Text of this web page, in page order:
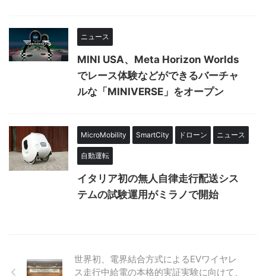
ニュース
MINI USA、Meta Horizon Worlds
でレース体験などができるバーチャ
ルな「MINIVERSE」をオープン
MicroMobility SmartCity ドローン ニュース
自動運転
イタリア初の無人自律走行配送シス
テムの試験運用がミラノで開始
世界初、電界結合方式によるEVワイヤレ
ス走行中給電の本格的実証実験に向けて、